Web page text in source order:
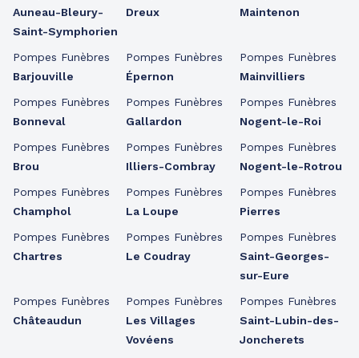
Auneau-Bleury-
Saint-Symphorien
Pompes Funèbres
Barjouville
Pompes Funèbres
Bonneval
Pompes Funèbres
Brou
Pompes Funèbres
Champhol
Pompes Funèbres
Chartres
Pompes Funèbres
Châteaudun
Dreux
Pompes Funèbres
Épernon
Pompes Funèbres
Gallardon
Pompes Funèbres
Illiers-Combray
Pompes Funèbres
La Loupe
Pompes Funèbres
Le Coudray
Pompes Funèbres
Les Villages
Vovéens
Maintenon
Pompes Funèbres
Mainvilliers
Pompes Funèbres
Nogent-le-Roi
Pompes Funèbres
Nogent-le-Rotrou
Pompes Funèbres
Pierres
Pompes Funèbres
Saint-Georges-
sur-Eure
Pompes Funèbres
Saint-Lubin-des-
Joncherets